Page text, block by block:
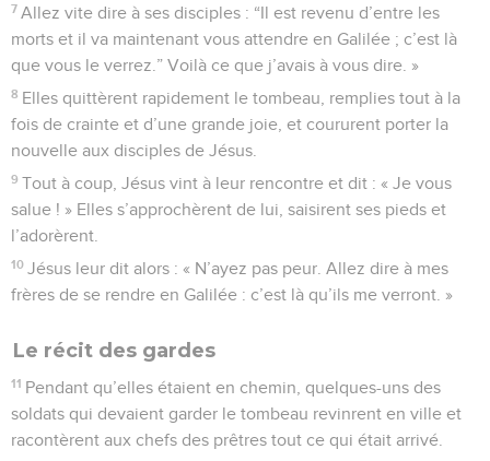
7 Allez vite dire à ses disciples : “Il est revenu d’entre les
morts et il va maintenant vous attendre en Galilée ; c’est là
que vous le verrez.” Voilà ce que j’avais à vous dire. »
8 Elles quittèrent rapidement le tombeau, remplies tout à la
fois de crainte et d’une grande joie, et coururent porter la
nouvelle aux disciples de Jésus.
9 Tout à coup, Jésus vint à leur rencontre et dit : « Je vous
salue ! » Elles s’approchèrent de lui, saisirent ses pieds et
l’adorèrent.
10 Jésus leur dit alors : « N’ayez pas peur. Allez dire à mes
frères de se rendre en Galilée : c’est là qu’ils me verront. »
Le récit des gardes
11 Pendant qu’elles étaient en chemin, quelques-uns des
soldats qui devaient garder le tombeau revinrent en ville et
racontèrent aux chefs des prêtres tout ce qui était arrivé.